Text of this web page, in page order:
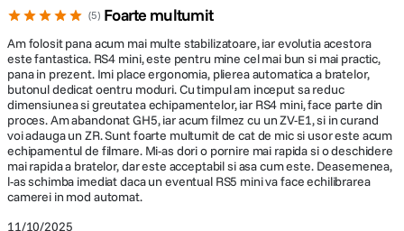
subiectului si filmarii paralele.
Mod orizontal si vertical: Permite comutarea intre cele doua
orientari pentru continut social media, fara accesorii suplimentare.
Mod standard (Upright): Potrivit pentru filmari dinamice, inclusiv in
timpul mersului sau alergarii.
Mod underslung: Gimbalul se intoarce, permitand camerei sa
atarne pentru filmari din unghiuri joase si urmarire fluida.
Mod lanterna (Flashlight): Permite tinerea camerei in fata, ca o
lanterna, pentru filmari in spatii inguste.
Mod Briefcase: Faciliteaza capturile din unghiuri joase, mai ales
atunci cand este utilizat cu Briefcase Handle.
5 Foarte multumit
11/10/2025
Am folosit pana acum mai multe stabilizatoare, iar evolutia acestora
este fantastica. RS4 mini, este pentru mine cel mai bun si mai practic,
pana in prezent. Imi place ergonomia, plierea automatica a bratelor,
butonul dedicat oentru moduri. Cu timpul am inceput sa reduc
dimensiunea si greutatea echipamentelor, iar RS4 mini, face parte din
proces. Am abandonat GH5, iar acum filmez cu un ZV-E1, si in curand
voi adauga un ZR. Sunt foarte multumit de cat de mic si usor este acum
echipamentul de filmare. Mi-as dori o pornire mai rapida si o deschidere
mai rapida a bratelor, dar este acceptabil si asa cum este. Deasemenea,
l-as schimba imediat daca un eventual RS5 mini va face echilibrarea
camerei in mod automat.